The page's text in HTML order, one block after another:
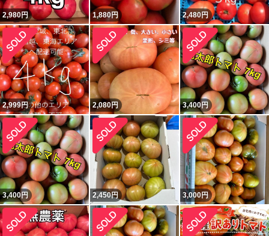
2,980円 1,880円 2,480円
2,999円 2,080円 3,400円
3,400円 2,450円 3,000円